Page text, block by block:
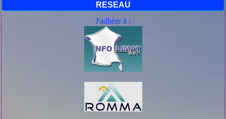
RESEAU
J'adhère à :